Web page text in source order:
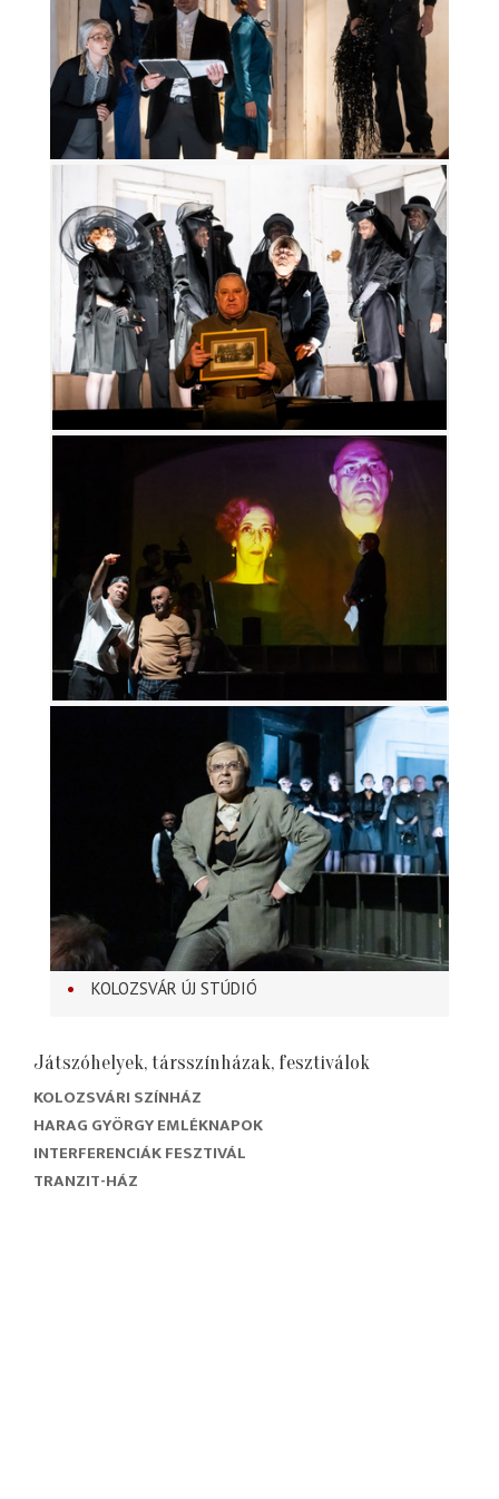
KOLOZSVÁR ÚJ STÚDIÓ
Játszóhelyek, társszínházak, fesztiválok
KOLOZSVÁRI SZÍNHÁZ
HARAG GYÖRGY EMLÉKNAPOK
INTERFERENCIÁK FESZTIVÁL
TRANZIT-HÁZ